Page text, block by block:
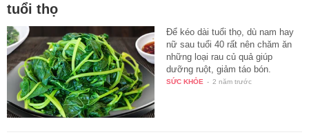
tuổi thọ
Để kéo dài tuổi thọ, dù nam hay
nữ sau tuổi 40 rất nên chăm ăn
những loại rau củ quả giúp
dưỡng ruột, giảm táo bón.
SỨC KHỎE - 2 năm trước